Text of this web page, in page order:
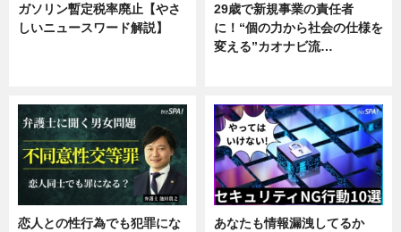
ガソリン暫定税率廃止【やさ
しいニュースワード解説】
29歳で新規事業の責任者
に！“個の力から社会の仕様を
変える”カオナビ流…
恋人との性行為でも犯罪にな あなたも情報漏洩してるか